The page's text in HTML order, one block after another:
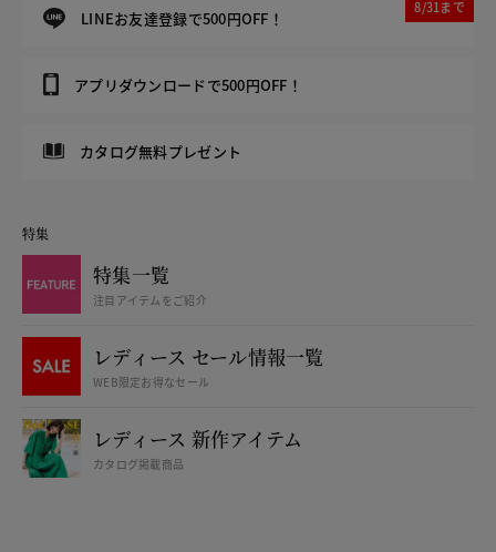
LINEお友達登録で500円OFF！
8/31まで
アプリダウンロードで500円OFF！
カタログ無料プレゼント
特集
特集一覧
注目アイテムをご紹介
レディース セール情報一覧
WEB限定お得なセール
レディース 新作アイテム
カタログ掲載商品